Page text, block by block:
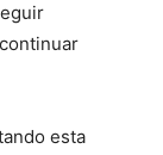
esta